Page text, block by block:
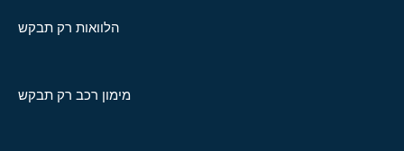
הלוואות רק תבקש
מימון רכב רק תבקש